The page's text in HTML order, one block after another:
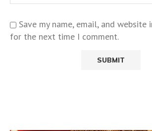
Save my name, email, and website
for the next time I comment.